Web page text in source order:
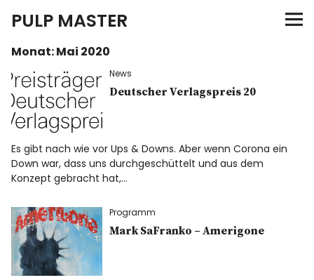
PULP MASTER
Programm
Verlag
Merch
News
InstagramFacebook
Twitter
Monat:Mai 2020
News
Deutscher Verlagspreis 20
Es gibt nach wie vor Ups & Downs. Aber wenn Corona ein
Down war, dass uns durchgeschüttelt und aus dem
Konzept gebracht hat,…
Programm
Mark SaFranko – Amerigone